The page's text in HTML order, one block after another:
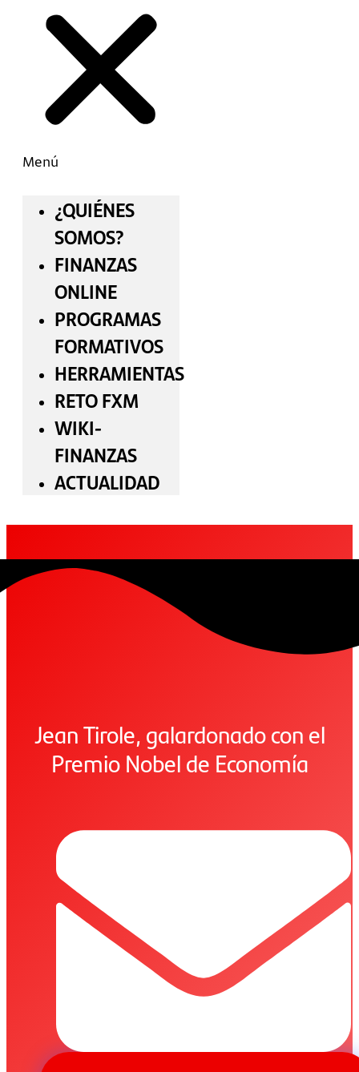
Menú
¿QUIÉNES
SOMOS?
FINANZAS
ONLINE
PROGRAMAS
FORMATIVOS
HERRAMIENTAS
RETO FXM
WIKI-
FINANZAS
ACTUALIDAD
Jean Tirole, galardonado con el
Premio Nobel de Economía